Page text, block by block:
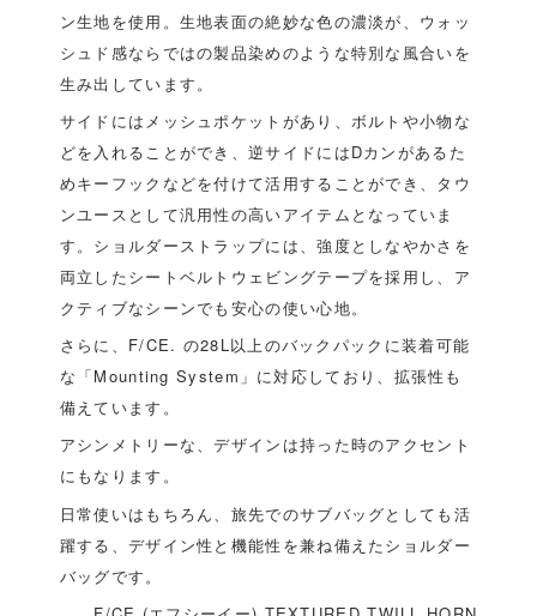
ン生地を使用。生地表面の絶妙な色の濃淡が、ウォッ
シュド感ならではの製品染めのような特別な風合いを
生み出しています。
サイドにはメッシュポケットがあり、ボルトや小物な
どを入れることができ、逆サイドにはDカンがあるた
めキーフックなどを付けて活用することができ、タウ
ンユースとして汎用性の高いアイテムとなっていま
す。ショルダーストラップには、強度としなやかさを
両立したシートベルトウェビングテープを採用し、ア
クティブなシーンでも安心の使い心地。
さらに、F/CE. の28L以上のバックパックに装着可能
な「Mounting System」に対応しており、拡張性も
備えています。
アシンメトリーな、デザインは持った時のアクセント
にもなります。
日常使いはもちろん、旅先でのサブバッグとしても活
躍する、デザイン性と機能性を兼ね備えたショルダー
バッグです。